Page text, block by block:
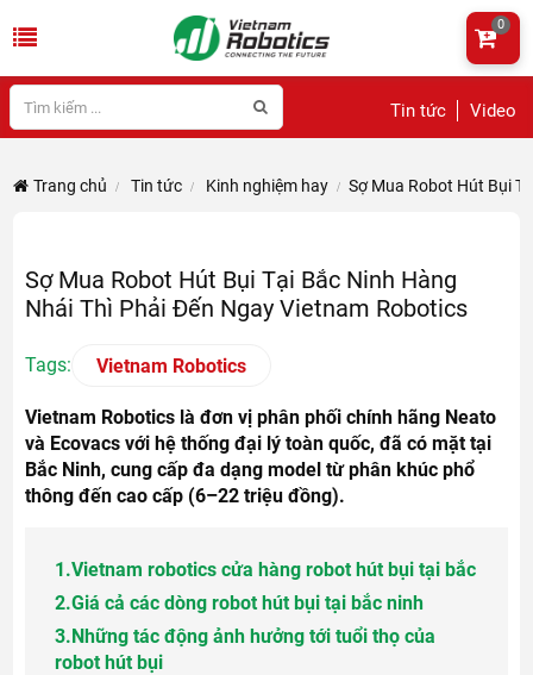
Tin tức Video
0
Trang chủ Tin tức Kinh nghiệm hay Sợ Mua Robot Hút Bụi
Sợ Mua Robot Hút Bụi Tại Bắc Ninh Hàng
Nhái Thì Phải Đến Ngay Vietnam Robotics
Tags: Vietnam Robotics
Vietnam Robotics là đơn vị phân phối chính hãng Neato
và Ecovacs với hệ thống đại lý toàn quốc, đã có mặt tại
Bắc Ninh, cung cấp đa dạng model từ phân khúc phổ
thông đến cao cấp (6–22 triệu đồng).
1.Vietnam robotics cửa hàng robot hút bụi tại bắc
2.Giá cả các dòng robot hút bụi tại bắc ninh
3.Những tác động ảnh hưởng tới tuổi thọ của
robot hút bụi